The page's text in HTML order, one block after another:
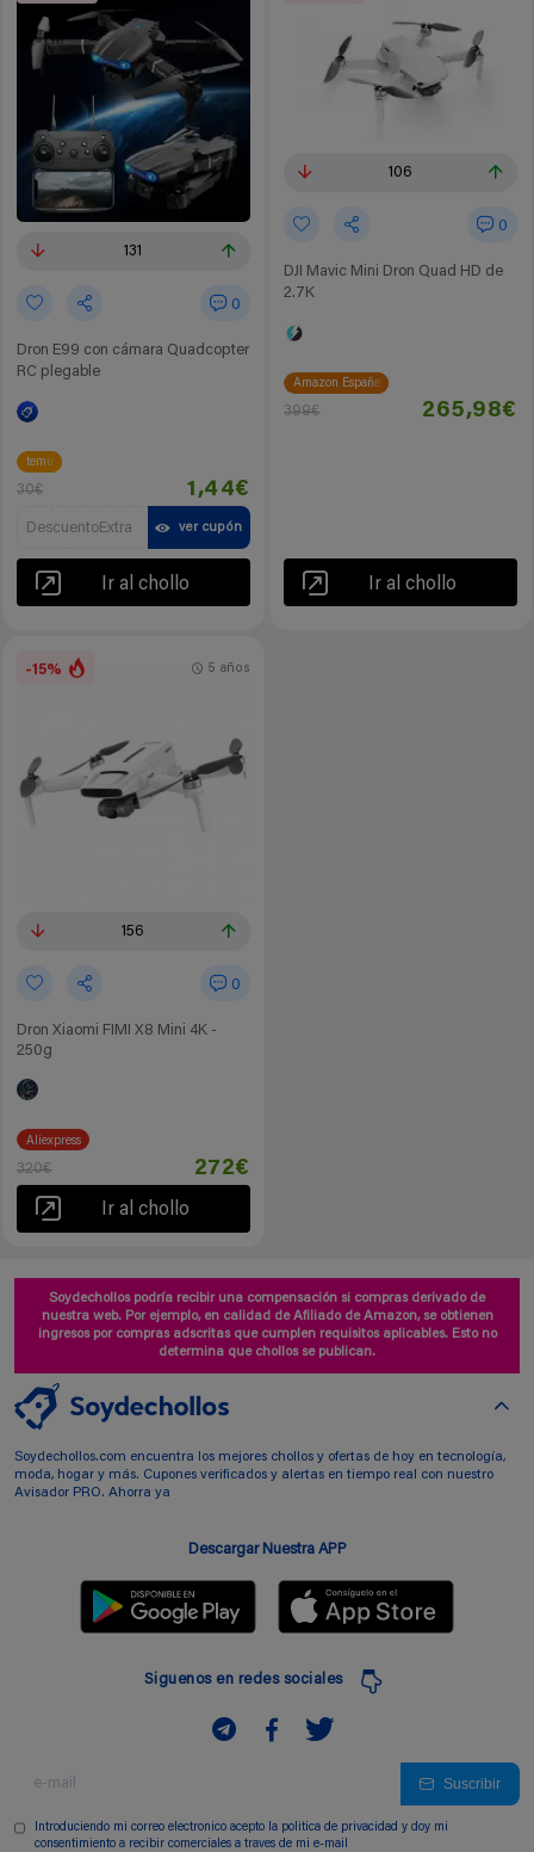
131
0
Dron E99 con cámara Quadcopter
RC plegable
temu
30€ 1,44€
DescuentoExtra ver cupón
Ir al chollo
106
0
DJI Mavic Mini Dron Quad HD de
2.7K
Amazon España
399€ 265,98€
Ir al chollo
-15%
156
0
Dron Xiaomi FIMI X8 Mini 4K -
250g
5 años
Aliexpress
320€ 272€
Ir al chollo
Soydechollos podría recibir una compensación si compras derivado de
nuestra web. Por ejemplo, en calidad de Afiliado de Amazon, se obtienen
ingresos por compras adscritas que cumplen requisitos aplicables. Esto no
determina que chollos se publican.
Soydechollos.com encuentra los mejores chollos y ofertas de hoy en tecnología,
moda, hogar y más. Cupones verificados y alertas en tiempo real con nuestro
Avisador PRO. Ahorra ya
Descargar Nuestra APP
Siguenos en redes sociales
Suscribir
Introduciendo mi correo electronico acepto la politica de privacidad y doy mi
consentimiento a recibir comerciales a traves de mi e-mail